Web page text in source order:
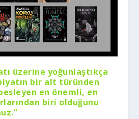
üzerine yoğunlaştıkça
bir alt türünden
en önemli, en
biri olduğunu